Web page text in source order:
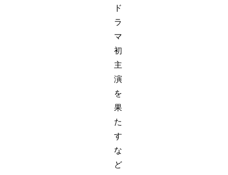
ド
ラ
マ
初
主
演
を
果
た
す
な
ど